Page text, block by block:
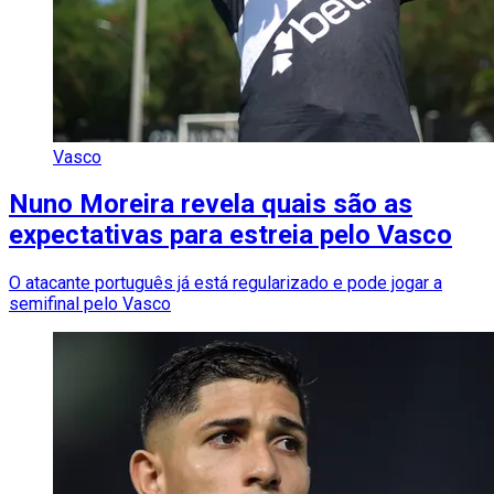
Vasco
Nuno Moreira revela quais são as
expectativas para estreia pelo Vasco
O atacante português já está regularizado e pode jogar a
semifinal pelo Vasco